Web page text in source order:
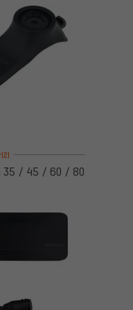
: 5 sur 5 d'après 2 avis
(2)
35 / 45 / 60 / 80